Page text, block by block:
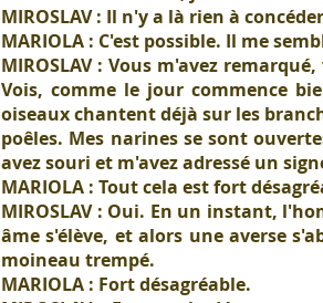
MIROSLAV : Il n'y a là rien à
MARIOLA : C'est possible. Il me
MIROSLAV : Vous m'avez
Vois, comme le jour commence
oiseaux chantent déjà sur les
poêles. Mes narines se sont
avez souri et m'avez adressé un
MARIOLA : Tout cela est fort
MIROSLAV : Oui. En un instant,
âme s'élève, et alors une averse
moineau trempé.
MARIOLA : Fort désagréable.